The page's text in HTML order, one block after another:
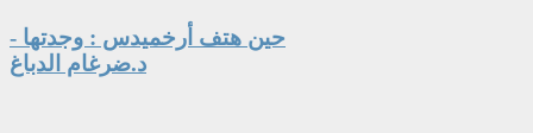
حين هتف أرخميدس : وجدتها -
د.ضرغام الدباغ